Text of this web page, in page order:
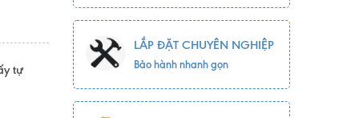
tự
LẮP ĐẶT CHUYÊN NGHIỆP
Bảo hành nhanh gọn